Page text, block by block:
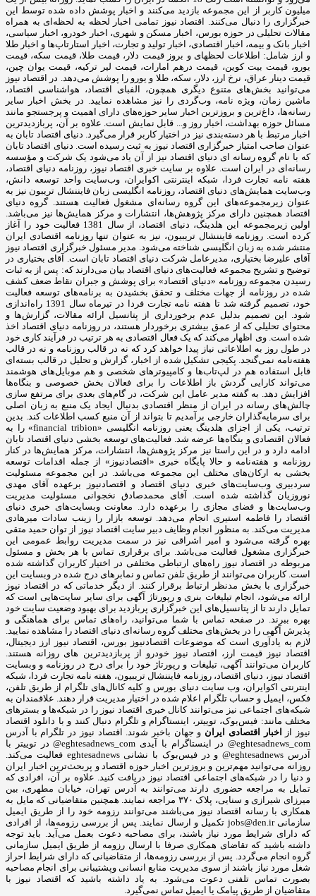
میلیون کاربر از این مجموعه بازدید می‌کنند و اخبار پوشش داده شده توسط این
خبرگزاری را دنبال می‌کنند. اقتصاد نیوز تمامی اخبار لحظه به لحظه‌ای به همراه
مقالات تحلیلی در حوزه بورس، اخبار مسکن و شهری، اخبار خودرو، اخبار سیاسی،
اخبار بانک و بیمه، اخبار اقتصادی، اخبار تولید و تجارت، اخبار استارتاپ‌ها و اخبار طلا
و ارز شامل: اطلاعات لحظهای و بروز قیمت دلار، قیمت طلا، قیمت سکه، قیمت
یورو، قیمت بیت کوین، قیمت درهم امارات، قیمت لیر ترکیه، قیمت یوان چین،
قیمت دینار عراق، نرخ ارز، دلار، سکه، طلا و یورو را پوشش می‌دهد. در اقتصاد نیوز
می‌توانید بخش‌های متنوع دیگری همچون، الفبای اقتصاد، هواشناسی اقتصاد،
ماشین زمان، ویژه نامه، وب‌گردی را نیز مشاهده نمایید. در بخش اخبار سایر
رسانه‌ها، داغ‌ترین و بروزترین اخبار سایر حوزه‌های دارای اهمیت و پرجستجو مانند
مسائل حوزه بهداشت، اخبار روز و... قابل نمایش است. علاوه بر آن، پربازدیدترین
اخبار مرتبط با هر دسته‌بندی نیز در اختیار کاربر قرار می‌گیرد. دنیای اقتصاد تابان به
عنوان صاحب امتیاز خبرگزاری اقتصاد نیوز به ثبت رسیده است. دنیای اقتصاد تابان
که با نام گروه رسانه ای دنیای اقتصاد نیز از آن یاد می‌شود یک شرکت و مؤسسه
رسانه‌ای در ایران است. علاوه بر سایت خبری اقتصاد نیوز، روزنامه دنیای اقتصاد،
هفته ‌نامه تجارت فردا، شبکه اینترنتی اکوایران، وب‌سایت واحد توسعه دانش،
وب‌سایت همایش‌های دنیای اقتصاد، روزنامه انگلیسی ‌زبان فایننشال تریبون نیز به
عنوان زیرمجموعه‌های این گروه رسانه‌ای مشغول فعالیت هستند. گروه دنیای
اقتصاد همچنین دارای مرکز پژوهش‌ها، انتشارات و مرکز همایش‌ها نیز می‌باشد.
اولین زیرمجموعه این هلدینگ، دنیای اقتصاد، از سال 1381 فعالیت خود را آغاز
کرده است. روزنامه فایننشال تریبیون، نیز به عنوان تنها روزنامه اقتصادی ایران
منتشر شده به زبان انگلیسی شناخته می‌شود. مدیر مسئول خبرگزاری اقتصاد نیوز
آقای علیرضا بختیاری، مدیرعامل شرکت دنیای اقتصاد تابان است. آقای بختیاری در
توضیح و تشریح مجموعه فعالیت‌های دنیای اقتصاد بیان می‌دارند که: پس از به ثبات
رسیدن مجموعه روزنامه «دنیای اقتصاد» برای پوشش و جبران نقاط ضعف کشف
شده در روزنامه از جهات مختلف و تحقق بخشیدن به برنامه‌های توسعه فعالیت
خود، تصمیم گرفته شد تا هفته نامه تجارت فردا در تیرماه سال 1391 راه‌اندازی
شود. این تصمیم بدلیل عدم برخورداری از پتانسیل ارائه مقالات، گزارش‌ها و
محتوای تحلیلی که از عمق بیشتری برخوردار هستند، در روزنامه دنیای اقتصاد اخذ
شده است. وی اظهار می‌کند که یک فعال اقتصادی به هر ترتیب در فرآیند کاری خود
در طول روز به اطلاعاتی نیاز پیدا خواهد کرد که نه در قالب روزنامه و نه در قالب
هفته‌نامه نمی‌گنجد. پکیجی تشکیل شده از اخبار، گزارش و تحلیل در قالب بسته‌ای
قابل استفاده هم در لپ‌تاب‌ها و کامپیوترهای شخصی و هم موبایل‌های هوشمند
می‌تواند کارایی گردش باز اطلاعات را برای فعالان بخش خصوصی و بنگاه‌ها
افزایش دهد. به گفته مدیر عامل این شرکت، در گام‌های بعدی برای مرتفع سازی
چالش‌های رسانه در ایران از منظر اقتصادی بدنبال ایجاد یک منبع به زبان اصلی
برای سرمایه‌گذاران خارجی برآمدیم تا بتواند از آن منبع کسب اطلاعات کند. بدین
ترتیب، یکی از اجزای هلدینگ یعنی روزنامه انگلیسی «financial tribion» را به
فعالان اقتصادی و بنگاه‌ها عرضه شد. فعالیت‌های توسعه بخشی دنیای اقتصاد تابان
ادامه دارد و در این راستا نیز مرکز پژوهش‌ها، انتشارات، مرکز همایش‌ها در کنار
روزنامه و هفته‌نامه و حالا پایگاه خبری «اقتصادنیوز» از جمله اقدامات توسعه
بخشی به ارکان‌های مختلف این مجموعه می‌باشد. در این مجموعه مسئولیت
سردبیری وب‌سایت‌های خبری دنیای اقتصاد و اقتصادنیوز برعهده آقای مهدی
نوروزیان گذاشته شده است. آقای محمدصادق نخجوانی مسئولیت مدیریت
وب‌سایت‌ها و فضای مجازی را برعهده دارد. معاونت وبسایت‌های خبری دنیای
اقتصاد را فاطمه استیری انجام می‌دهد. توسعه بازار را زینب سادات میرهادی
مدیریت می‌کند. به منظور انجام وظایف دبیر سایت اقتصاد نیوز از توان حمید متقی
بهره گرفته می‌شود و امیر اشراقی نیز در سمت مدیریت روابط عمومی این
خبرگزاری مشغول فعالیت می‌باشد. برای برقراری تماس با هر بخش و مسئول
مربوطه در اقتصاد نیوز راه‌های ارتباطی مختلفی در اختیار کاربران گذاشته شده
است. کاربران می‌توانند از طریق تلفن تماس و نمابرهای درج شده در وبسایت این
خبرگزاری با بخش مدنظر ارتباط برقرار کنند. از دیگر خدماتی که در اقتصاد نیوز
ارائه می‌شود، انجام تبلیغات بنری و رپورتاژ آگهی برای سایر سایت‌هایی است که
تمایل دارند تا از پتانسیل‌های این خبرگزاری پربازدید برای بهبود وضعیت سایت خود
بهره ببرند. در صفحه تماس با شما می‌توانید، راه‌های تماس برای هماهنگی و
پذیرش آگهی را در بخش‌های مختلف گروه رسانه‌ای دنیای اقتصاد را مشاهده نمایید.
لازم به یادآوری است که موضوعات اقتصادنیوز بورس، اقتصاد نیوز ارز دیجیتال،
اقتصاد نیوز قیمت ارز، اقتصاد نیوز خودرو از پربازدیدترین های روزانه هستند.
کاربران می‌توانند آگهی، تبلیغات و رپورتاژ خود را برای درج در روزنامه و وبسایت
اقتصاد نیوز، دنیای اقتصاد، روزنامه فایننشال تریبیون، هفته نامه تجارت فردا، شبکه
اینترنتی اکوایران، وب سایت دنیای بورس و کلیه کانال‌های تلگرام از طریق تلفن،
فکس، ایمیل و حساب تلگرام اعلام شده در اختیار مدیریت قرار دهند. علاقمندان به
شبکه‎‌های اجتماعی نیز می‌توانند کانال خبری اقتصاد نیوز را در شبکه‌ها و بسترهای
مختلف مانند: فیس‌بوک، توییتر، اینستاگرام و تلگرام دنبال کنند و با دانلود اقتصاد
نیوز از
اخبار اقتصادی ایران و جهان باخبر شوند. اقتصاد نیوز در تلگرام با آدرس
eghtesadnews_com@ در اینستاگرام با آیدی eghtesadnews_com@ در توییتر با
آدرس eghtesadnews@ و در فیس‌بوک با نشانی eghtesadnews فعالیت می‌کند.
روزانه می‌توانید مهم‌ترین و بروزترین اخبار حوزه اقتصاد و پربحث‌ترین اخبار ایران
و دنیا را در شبکه‌های اجتماعی اقتصاد نیوز دریافت کنید. علاوه بر آن، افرادی که
تمایل به مراجعه حضوری دارند می‌توانند به آدرس تهران، خیابان مطهری، بین
میرزای شیرازی و سنایی، پلاک ۳۷۰ مراجعه نمایند. همچنین متقاضیانی که مایل به
همکاری با رسانه‌ اقتصاد نیوز می‌باشند می‌توانند رزومه خود را از طریق ایمیل
سازمانی jobs@den.ir تکمیل و ارسال نمایند. پس از بررسی رزومه‌ها، از افرادی
که دارای شرایط مورد نیاز باشند، برای مصاحبه دعوت بعمل می‌آید. باید توجه
داشته باشید که تقاضای همکاری صرفا با ارسال رزومه از طریق ایمیل سازمانی
گروه انجام می‌گردد. پس از بررسی رزومه‌ها، از متقاضیانی که دارای شرایط احراز
شغل مورد نیاز باشند از سوی مدیریت منابع انسانی وپشتیبانی برای انجام مصاحبه
بصورت تماس تلفنی دعوت می‌شود. به یاد داشته باشید که اقتصاد نیوز با
متقاضیان از طریق پیامک یا ایمیل تماس نمی‌گیرد.